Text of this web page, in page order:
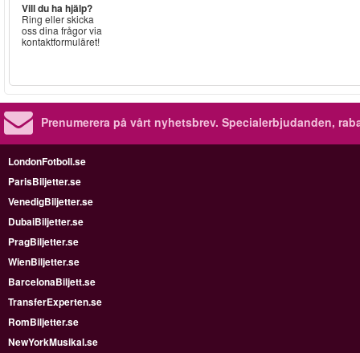
Vill du ha hjälp?
Ring eller skicka
oss dina frågor via
kontaktformuläret!
Prenumerera på vårt nyhetsbrev. Specialerbjudanden,
LondonFotboll.se
ParisBiljetter.se
VenedigBiljetter.se
DubaiBiljetter.se
PragBiljetter.se
WienBiljetter.se
BarcelonaBiljett.se
TransferExperten.se
RomBiljetter.se
NewYorkMusikal.se